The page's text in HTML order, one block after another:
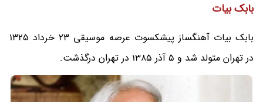
بابک بیات
بابک بیات آهنگساز پیشکسوت عرصه موسیقی 23 خرداد 1325
در تهران متولد شد و 5 آذر 1385 در تهران درگذشت.